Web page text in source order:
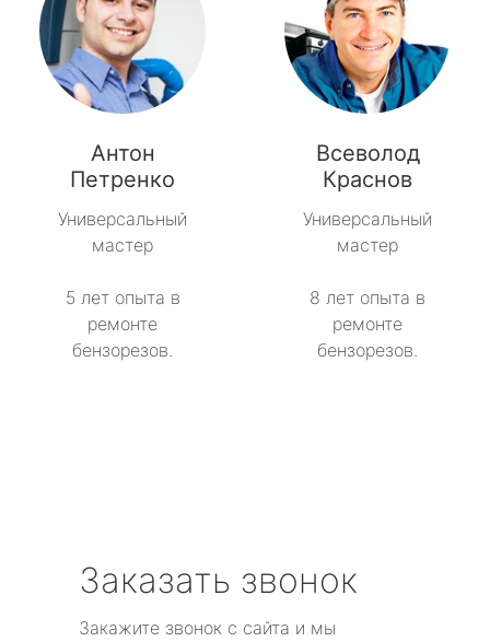
Антон
Петренко
Универсальный
мастер
5 лет опыта в
ремонте
бензорезов.
Всеволод
Краснов
Универсальный
мастер
8 лет опыта в
ремонте
бензорезов.
Заказать звонок
Закажите звонок с сайта и мы